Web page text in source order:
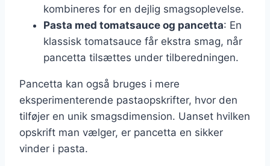
kombineres for en dejlig smagsoplevelse.
Pasta med tomatsauce og pancetta: En
klassisk tomatsauce får ekstra smag, når
pancetta tilsættes under tilberedningen.
Pancetta kan også bruges i mere
eksperimenterende pastaopskrifter, hvor den
tilføjer en unik smagsdimension. Uanset hvilken
opskrift man vælger, er pancetta en sikker
vinder i pasta.